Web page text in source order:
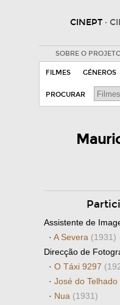
CINEPT ·
SOBRE O
FILMES GÉNEROS
PROCURAR
Assistente de
· A Severa (1931)
Direcção de
· O Táxi 9297
· José do Telhado
· Nua (1931)